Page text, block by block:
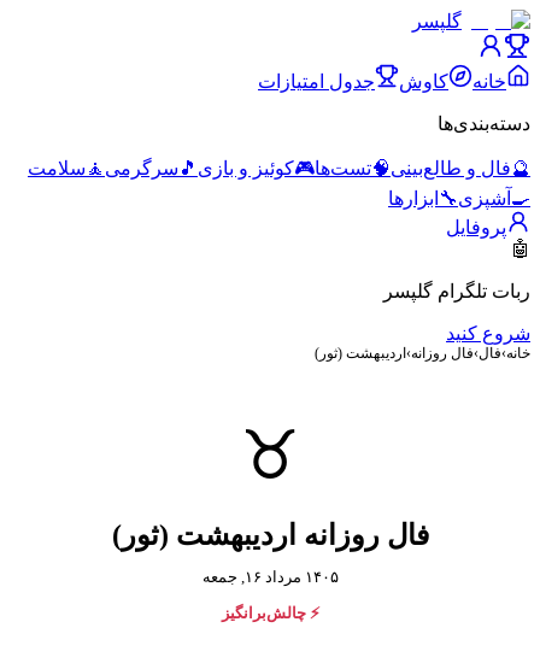
گلپسر
خانه کاوش جدول امتیازات
دسته‌بندی‌ها
🔮فال و طالع‌بینی🧠تست‌ها🎮کوئیز و بازی 🎵 سرگرمی 🧘 سلامت
🍳 آشپزی🔧 ابزارها
پروفایل
🤖
ربات تلگرام گلپسر
شروع کنید
خانه›فال›فال روزانه› اردیبهشت (ثور)
♉
فال روزانه اردیبهشت (ثور)
۱۴۰۵ مرداد ۱۶, جمعه
⚡ چالش‌برانگیز